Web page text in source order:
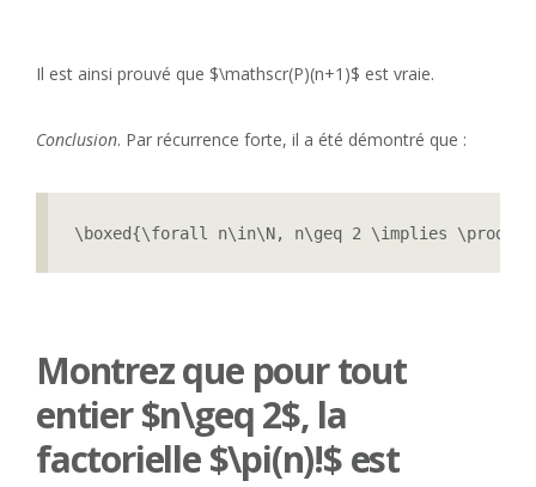
Il est ainsi prouvé que $\mathscr(P)(n+1)$ est vraie.
Conclusion. Par récurrence forte, il a été démontré que :
\boxed{\forall n\in\N, n\geq 2 \implies
Montrez que pour tout
entier $n\geq 2$, la
factorielle $\pi(n)!$ est